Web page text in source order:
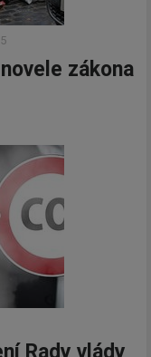
zákona
Rady vlády